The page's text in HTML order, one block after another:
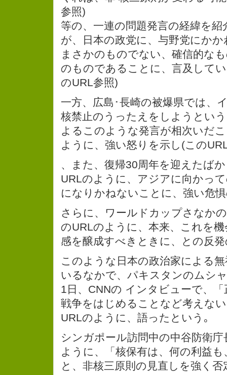
参照)
等の、一連の問題発言の経緯を
が、日本の政党に、与野党にか
まさかのものでない、確信的な
のものであることに、言及して
のURL参照)
一方、広島･長崎の被爆県では、
核禁止のうったえをしようとい
よるこのような発言が相次いだ
ように、強い怒りを示し(この
、また、復帰30周年を迎えたば
URLのように、アジアに向かっ
になりかねないことに、強い危
さらに、ワールドカップさなか
のURLのように、本来、これを
感を醸成すべきときに、との反
このような日本の政治家による
いるなかで、パキスタンのムシ
1日、CNNの インタビューで、
戦争をはじめることなど考えな
URLのように、語ったという｡
シンガポール訪問中の中谷防衛
ように、「核保有は、何の利益
と、非核三原則の見直しを強く